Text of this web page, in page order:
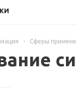
- Сферы